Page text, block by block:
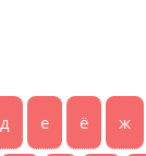
д е ё ж